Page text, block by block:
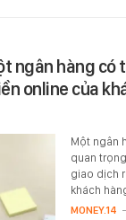
ngân hàng có
online của
Một ngân
quan
giao dịch
khách
MONEY.14 -